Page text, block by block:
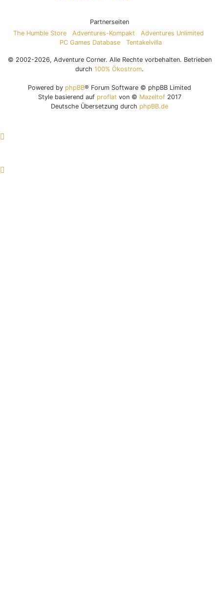
Partnerseiten
The Humble Store
Adventures-Kompakt
Adventures Unlimited
PC Games Database
Tentakelvilla
© 2002-2026, Adventure Corner. Alle Rechte vorbehalten. Betrieben
durch 100% Ökostrom.
Powered by phpBB® Forum Software © phpBB Limited
Style basierend auf proflat von © Mazeltof2017
Deutsche Übersetzung durch phpBB.de